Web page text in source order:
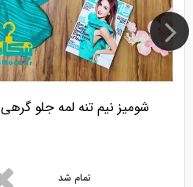
شومیز نیم تنه لمه جلو گرهی
تمام شد